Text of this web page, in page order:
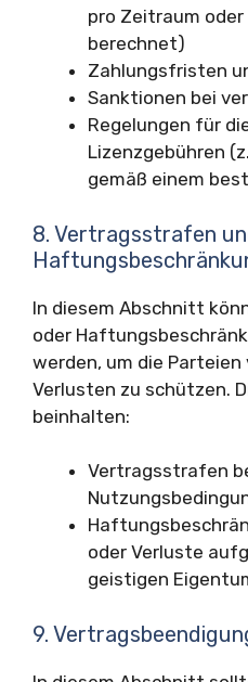
pro Zeitraum
berechnet)
Zahlungsfristen
Sanktionen bei
Regelungen für
Lizenzgebühren
gemäß einem
8. Vertragsstrafen
In diesem Abschnitt
oder
werden, um die Parteien
Verlusten zu schützen.
beinhalten:
Vertragsstrafen
oder Verluste
geistigen
9.